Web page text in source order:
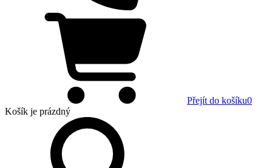
Přejít do košíku0
Košík je prázdný